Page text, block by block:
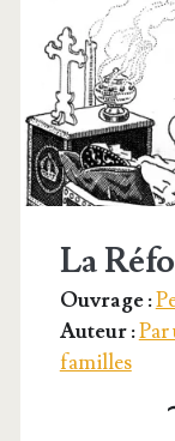
La
Ouvrage :
Auteur :Par
familles